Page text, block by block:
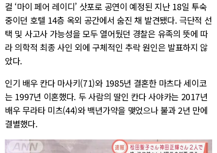
컬 ‘마이 페어 레이디’ 삿포로 공연이 예정된 지난 18일 투숙
중이던 호텔 14층 옥외 공간에서 숨진 채 발견됐다. 극단적 선
택 및 사고사 가능성을 모두 열어뒀던 경찰은 유족의 뜻에 따
라 의학적 최종 사인 외에 구체적인 추락 원인은 발표하지 않
았다.
인기 배우 칸다 마사키(71)와 1985년 결혼한 마츠다 세이코
는 1997년 이혼했다. 두 사람의 딸인 칸다 사야카는 2017년
배우 무라타 미츠(44)와 백년가약을 맺었으나 불과 2년 만에
결별했다.